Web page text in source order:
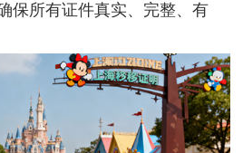
保所有证件真实、完整、有